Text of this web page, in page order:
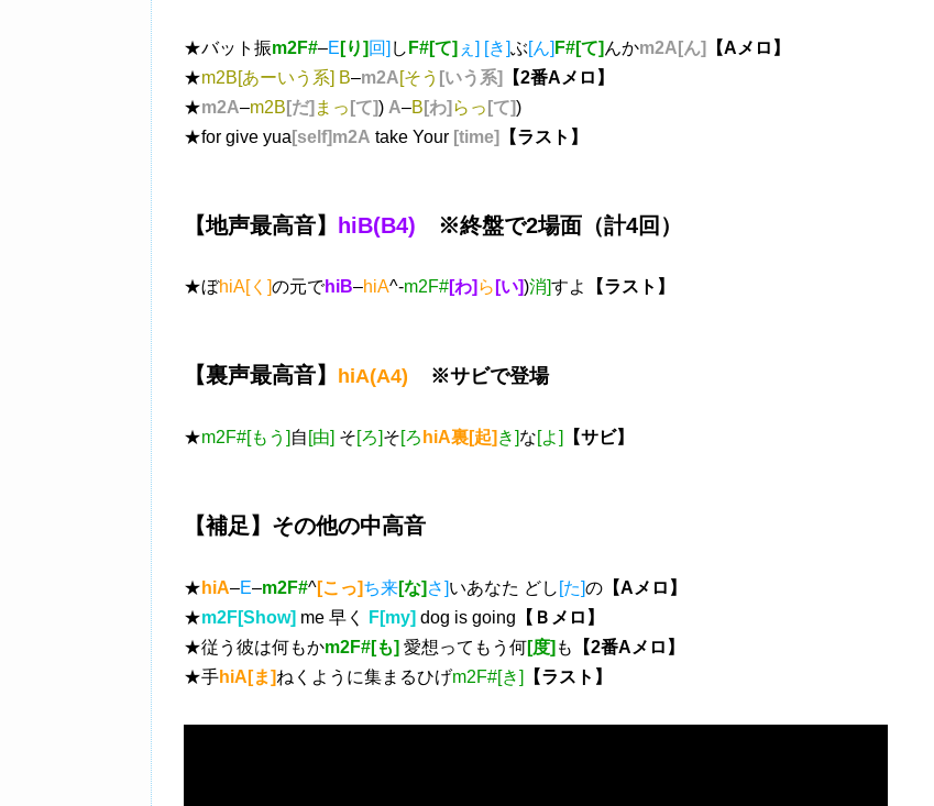
★バット振m2F#–E [り] 回] し F#[て] ぇ] [き]ぶ[ん] F#[て] んかm2A[ん]
【Aメロ】
★m2B[あーいう系] B–m2A[そう [いう系]
【2番Aメロ】
★m2A–m2B [だ] まっ [て]) A–B [わ] らっ [て])
★for give yua [self]m2A take Your [time] 【ラスト】
【地声最高音】 hiB(B4) ※終盤で2場面（計4回）
★ぼhiA[く]の元でhiB–hiA^-m2F#[わ] ら [い])消]すよ 【ラスト】
【裏声最高音】 hiA(A4) ※サビで登場
★m2F#[もう] 自 [由] そ[ろ]そ[ろ hiA裏[起] き]な[よ] 【サビ】
【補足】その他の中高音
★ hiA–E–m2F#^[こっ]ち来[な] さ]いあなた どし [た]の 【Aメロ】
★m2F[Show] me 早く F[my] dog is going 【Ｂメロ】
★従う彼は何もかm2F#[も] 愛想ってもう何[度] も
【2番Aメロ】
★手hiA[ま]ねくように集まるひげm2F#[き] 【ラスト】